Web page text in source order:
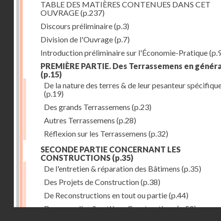
TABLE DES MATIÈRES CONTENUES DANS CET
OUVRAGE(p.237)
Discours préliminaire(p.3)
Division de l'Ouvrage(p.7)
Introduction préliminaire sur l'Économie-Pratique
PREMIÈRE PARTIE. Des Terrassemens en
(p.15)
De la nature des terres & de leur pesanteur
(p.19)
Des grands Terrassemens (p.23)
Autres Terrassemens (p.28)
Réflexion sur les Terrassemens (p.32)
SECONDE PARTIE CONCERNANT LES
CONSTRUCTIONS (p.35)
De l'entretien & réparation des Bâtimens (p.35)
Des Projets de Construction(p.38)
De Reconstructions en tout ou partie(p.44)
Des nouvelles & entières Constructions(p.52)